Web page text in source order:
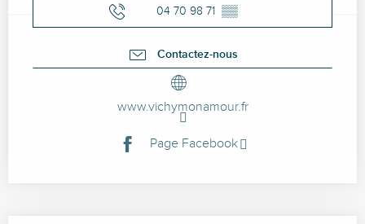
04 70 98 71 ▒▒
Contactez-nous
www.vichymonamour.fr
Page Facebook